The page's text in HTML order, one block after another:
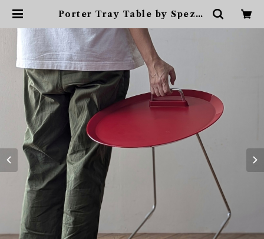
Porter Tray Table by Spezie
ブル | sonota ヴィンテージ家
具・デザイン・インテリア・家具・
雑貨